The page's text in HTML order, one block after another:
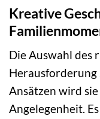
Kreative
Die Auswahl des
Herausforderung
Ansätzen wird
Angelegenheit.